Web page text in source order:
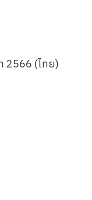
2566 (ไทย)